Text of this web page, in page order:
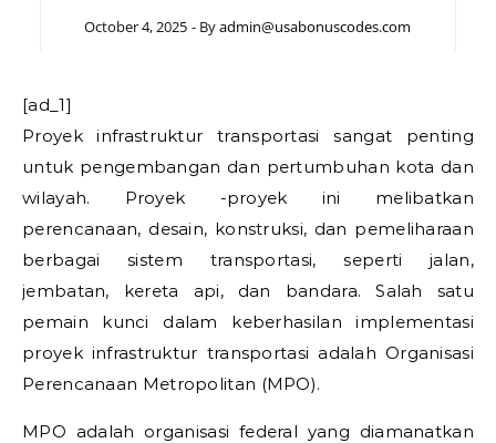
October 4, 2025 - Byadmin@usabonuscodes.com
[ad_1]
Proyek infrastruktur transportasi sangat penting
untuk pengembangan dan pertumbuhan kota dan
wilayah. Proyek -proyek ini melibatkan
perencanaan, desain, konstruksi, dan pemeliharaan
berbagai sistem transportasi, seperti jalan,
jembatan, kereta api, dan bandara. Salah satu
pemain kunci dalam keberhasilan implementasi
proyek infrastruktur transportasi adalah Organisasi
Perencanaan Metropolitan (MPO).
MPO adalah organisasi federal yang diamanatkan